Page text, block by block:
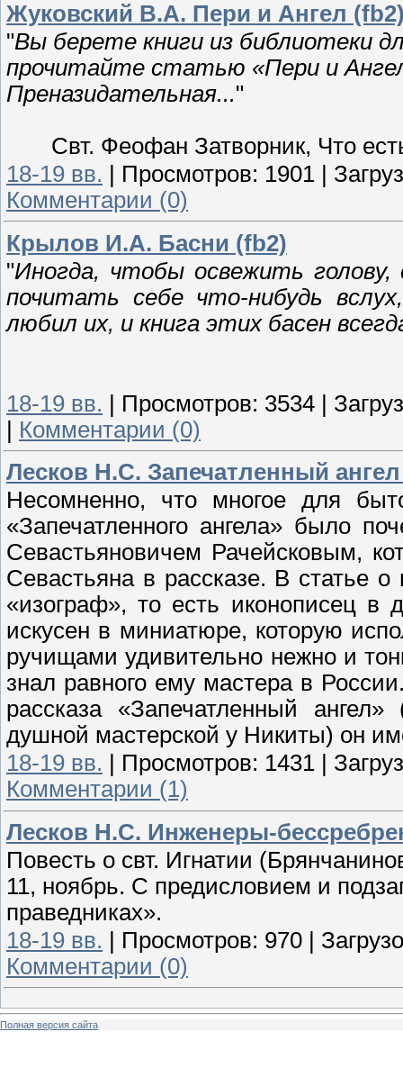
Жуковский В.А. Пери и Ангел
"Вы берете книги из библиотеки
прочитайте статью «Пери и
Преназидательная..."
Свт. Феофан Затворник, Что
18-19 вв.
Просмотров: 1901
Комментарии (0)
Крылов И.А. Басни (fb2)
"Иногда, чтобы освежить голову,
почитать себе что-нибудь
любил их, и книга этих басен
18-19 вв. | Просмотров: 3534 |
| Комментарии (0)
Лесков Н.С. Запечатленный
Несомненно, что многое для
«Запечатленного ангела» было
Севастьяновичем Рачейсковым,
Севастьяна в рассказе. В статье
«изограф», то есть иконописец в
искусен в миниатюре, которую
ручищами удивительно нежно и
знал равного ему мастера в
рассказа «Запечатленный
душной мастерской у Никиты) он
18-19 вв.
Просмотров: 1431
Комментарии (1)
Лесков Н.С. Инженеры-
Повесть о свт. Игнатии
11, ноябрь. С предисловием и
праведниках».
18-19 вв.
Просмотров: 970
Комментарии (0)
Полная версия сайта